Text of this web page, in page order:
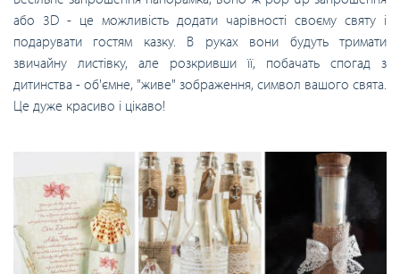
або 3D - це можливість додати чарівності своєму святу і
подарувати гостям казку. В руках вони будуть тримати
звичайну листівку, але розкривши її, побачать спогад з
дитинства - об'ємне, "живе" зображення, символ вашого свята.
Це дуже красиво і цікаво!